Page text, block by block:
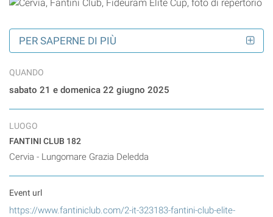
PER SAPERNE DI PIÙ
QUANDO
sabato 21 e domenica 22 giugno 2025
LUOGO
FANTINI CLUB 182
Cervia - Lungomare Grazia Deledda
Event url
https://www.fantiniclub.com/2-it-323183-fantini-club-elite-